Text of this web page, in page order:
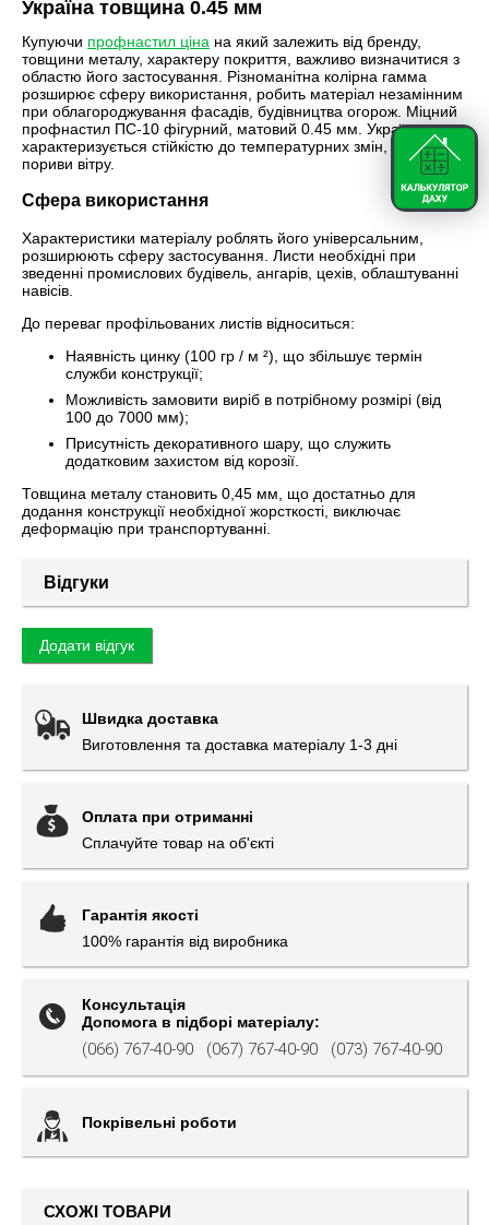
Україна товщина 0.45 мм
Купуючи профнастил ціна на який залежить від бренду,
товщини металу, характеру покриття, важливо визначитися з
областю його застосування. Різноманітна колірна гамма
розширює сферу використання, робить матеріал незамінним
при облагороджування фасадів, будівництва огорож. Міцний
профнастил ПС-10 фігурний, матовий 0.45 мм. Україна
характеризується стійкістю до температурних змін, витримує
пориви вітру.
Сфера використання
Характеристики матеріалу роблять його універсальним,
розширюють сферу застосування. Листи необхідні при
зведенні промислових будівель, ангарів, цехів, облаштуванні
навісів.
До переваг профільованих листів відноситься:
Наявність цинку (100 гр / м ²), що збільшує термін
служби конструкції;
Можливість замовити виріб в потрібному розмірі (від
100 до 7000 мм);
Присутність декоративного шару, що служить
додатковим захистом від корозії.
Товщина металу становить 0,45 мм, що достатньо для
додання конструкції необхідної жорсткості, виключає
деформацію при транспортуванні.
Відгуки
Додати відгук
Швидка доставка
Виготовлення та доставка матеріалу 1-3 дні
Оплата при отриманні
Сплачуйте товар на об'єкті
Гарантія якості
100% гарантія від виробника
Консультація
Допомога в підборі матеріалу:
(066) 767-40-90 (067) 767-40-90 (073) 767-40-90
Покрівельні роботи
СХОЖІ ТОВАРИ